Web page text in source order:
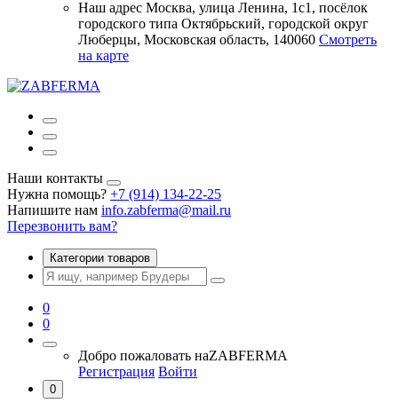
Наш адрес Москва, улица Ленина, 1с1, посёлок
городского типа Октябрьский, городской округ
Люберцы, Московская область, 140060 Смотреть
на карте
Наши контакты
Нужна помощь? +7 (914) 134-22-25
Напишите нам info.zabferma@mail.ru
Перезвонить вам?
Категории товаров
0
0
Добро пожаловать наZABFERMA
Регистрация Войти
0